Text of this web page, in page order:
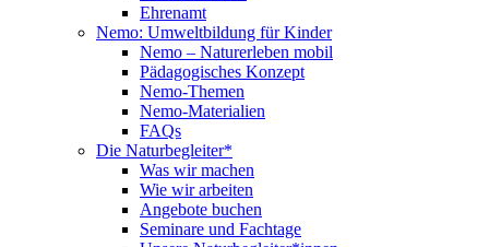
Ehrenamt
Nemo: Umweltbildung für Kinder
Nemo – Naturerleben mobil
Pädagogisches Konzept
Nemo-Themen
Nemo-Materialien
FAQs
Die Naturbegleiter*
Was wir machen
Wie wir arbeiten
Angebote buchen
Seminare und Fachtage